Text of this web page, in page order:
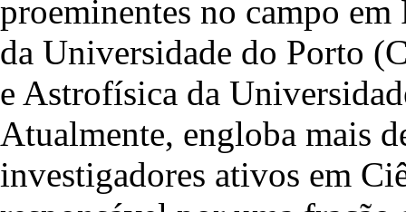
proeminentes no campo
da Universidade do Porto
e Astrofísica da
Atualmente, engloba mais
investigadores ativos em